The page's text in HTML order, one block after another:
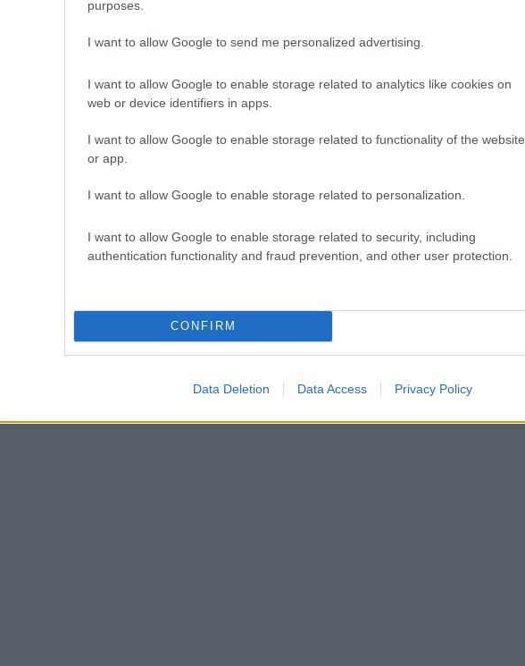
purposes.
I want to allow Google to send me personalized advertising.
I want to allow Google to enable storage related to analytics like cookies on
web or device identifiers in apps.
I want to allow Google to enable storage related to functionality of the website
or app.
I want to allow Google to enable storage related to personalization.
I want to allow Google to enable storage related to security, including
authentication functionality and fraud prevention, and other user protection.
CONFIRM
Data Deletion Data Access Privacy Policy